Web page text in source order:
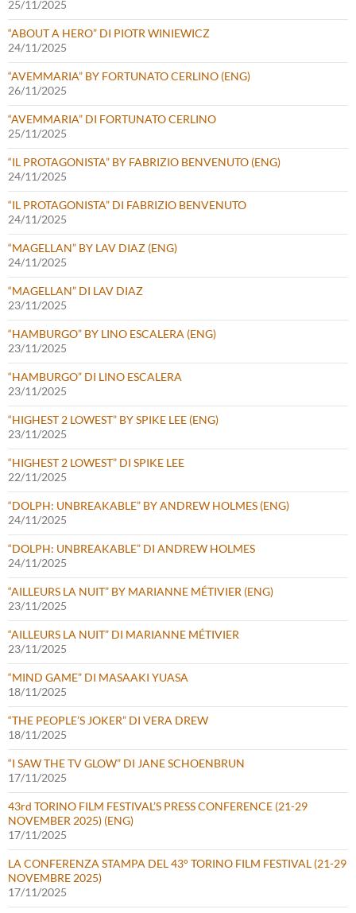
25/11/2025
“ABOUT A HERO” DI PIOTR WINIEWICZ
24/11/2025
“AVEMMARIA” BY FORTUNATO CERLINO (ENG)
26/11/2025
“AVEMMARIA” DI FORTUNATO CERLINO
25/11/2025
“IL PROTAGONISTA” BY FABRIZIO BENVENUTO (ENG)
24/11/2025
“IL PROTAGONISTA” DI FABRIZIO BENVENUTO
24/11/2025
“MAGELLAN” BY LAV DIAZ (ENG)
24/11/2025
“MAGELLAN” DI LAV DIAZ
23/11/2025
“HAMBURGO” BY LINO ESCALERA (ENG)
23/11/2025
“HAMBURGO” DI LINO ESCALERA
23/11/2025
“HIGHEST 2 LOWEST” BY SPIKE LEE (ENG)
23/11/2025
“HIGHEST 2 LOWEST” DI SPIKE LEE
22/11/2025
“DOLPH: UNBREAKABLE” BY ANDREW HOLMES (ENG)
24/11/2025
“DOLPH: UNBREAKABLE” DI ANDREW HOLMES
24/11/2025
“AILLEURS LA NUIT” BY MARIANNE MÉTIVIER (ENG)
23/11/2025
“AILLEURS LA NUIT” DI MARIANNE MÉTIVIER
23/11/2025
“MIND GAME” DI MASAAKI YUASA
18/11/2025
“THE PEOPLE’S JOKER” DI VERA DREW
18/11/2025
“I SAW THE TV GLOW” DI JANE SCHOENBRUN
17/11/2025
43rd TORINO FILM FESTIVAL’S PRESS CONFERENCE (21-29
NOVEMBER 2025) (ENG)
17/11/2025
LA CONFERENZA STAMPA DEL 43° TORINO FILM FESTIVAL (21-29
NOVEMBRE 2025)
17/11/2025